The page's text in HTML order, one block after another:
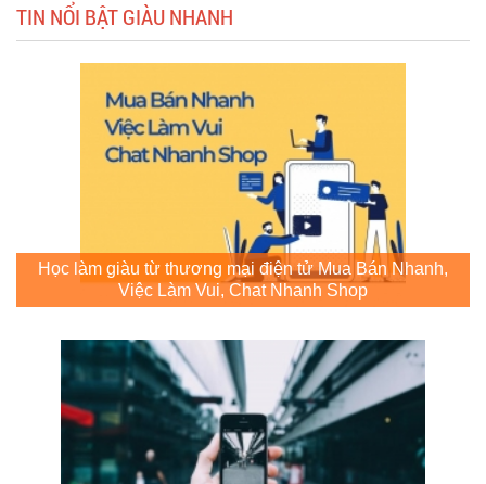
TIN NỔI BẬT GIÀU NHANH
Học làm giàu từ thương mại điện tử Mua Bán Nhanh,
Việc Làm Vui, Chat Nhanh Shop